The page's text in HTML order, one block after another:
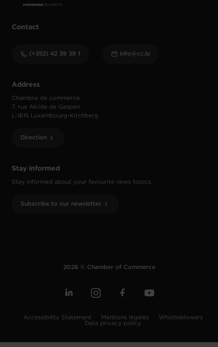
Stay informed
Stay informed about your favourite news topics.
Subscribe to our newsletter
Address
Chambre de commerce
7, rue Alcide de Gasperi
L-1615 Luxembourg-Kirchberg
Direction
Contact
(+352) 42 39 39 1 info@cc.lu
2026 © Chamber of Commerce
Accessibility Statement Mentions légales
Whistleblowers
Data privacy policy